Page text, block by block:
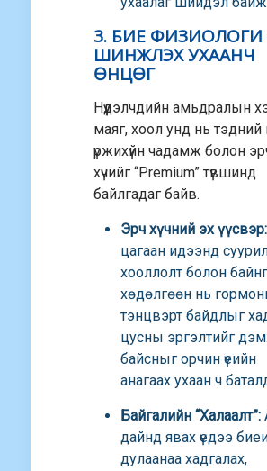
3. БИЕ ФИЗИОЛОГИ
ШИНЖЛЭХ УХААНЧ
ӨНЦӨГ
Нүүдэлчдийн амьдралын
маяг, хоол унд нь тэдний
үржихүйн чадамж болон
хүчийг “Premium” түвшинд
байлгадаг байв.
Эрч хүчний эх үүсвэр:
цагаан идээнд
хооллолт болон
хөдөлгөөн нь
тэнцвэрт байдлыг
цусны эргэлтийг
байсныг орчин үеийн
анагаах ухаан ч
Байгалийн “Халаалт”:
дайнд явах үедээ
дулаанаа хадгалах,